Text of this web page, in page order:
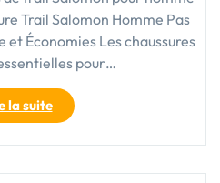
Trail Salomon Homme Pas
Économies Les chaussures
pour…
la suite"Trouvez
vos
Chaussures